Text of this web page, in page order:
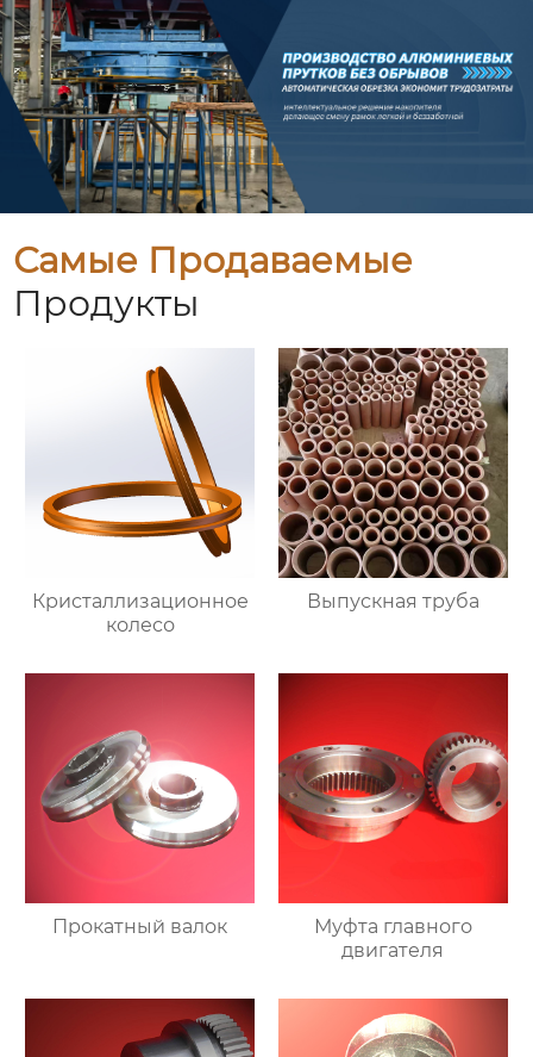
Самые Продаваемые
Продукты
Кристаллизационное
колесо
Выпускная труба
Прокатный валок
Муфта главного
двигателя